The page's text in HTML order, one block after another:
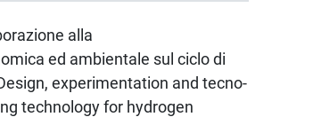
alla
ed ambientale sul ciclo di
experimentation and tecno-
technology for hydrogen